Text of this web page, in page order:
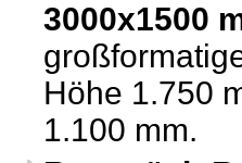
3000x1500
Höhe 1.750
1.100 mm.